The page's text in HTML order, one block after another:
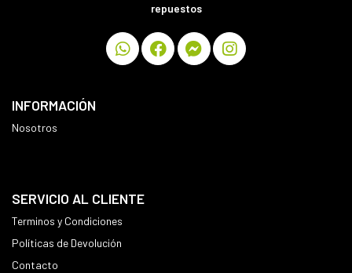
repuestos
INFORMACIÓN
Nosotros
SERVICIO AL CLIENTE
Terminos y Condiciones
Políticas de Devolución
Contacto